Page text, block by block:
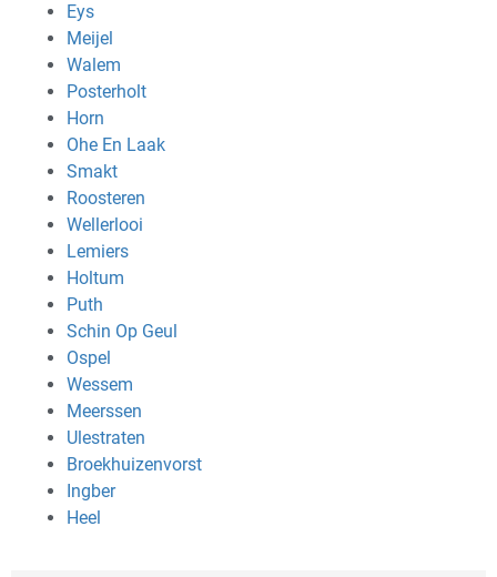
Eys
Meijel
Walem
Posterholt
Horn
Ohe En Laak
Smakt
Roosteren
Wellerlooi
Lemiers
Holtum
Puth
Schin Op Geul
Ospel
Wessem
Meerssen
Ulestraten
Broekhuizenvorst
Ingber
Heel